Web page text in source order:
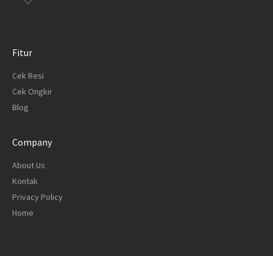
Fitur
Cek Resi
Cek Ongkir
Blog
Company
About Us
Kontak
Privacy Policy
Home